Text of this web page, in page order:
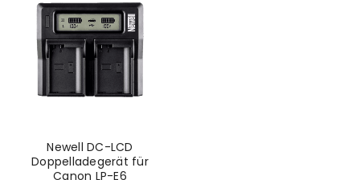
Newell DC-LCD
Doppelladegerät für
Canon LP-E6